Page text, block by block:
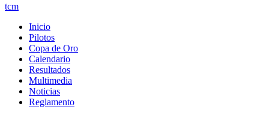
tcm
Inicio
Pilotos
Copa de Oro
Calendario
Resultados
Multimedia
Noticias
Reglamento